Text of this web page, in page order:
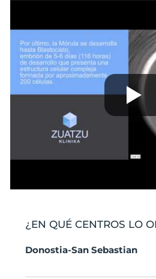
¿EN QUÉ CENTROS LO
Donostia-San Sebastian